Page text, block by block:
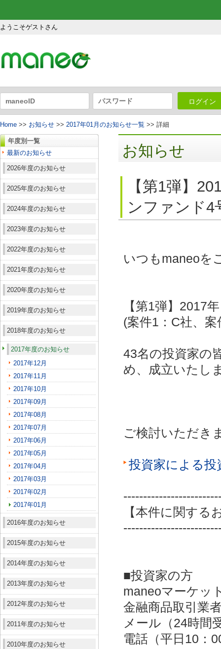
ようこそゲストさん
ログイン
Home >> お知らせ >> 2017年01月のお知らせ一覧 >> 詳細
年度別一覧
最新のお知らせ
2026年度のお知らせ
2025年度のお知らせ
2024年度のお知らせ
2023年度のお知らせ
2022年度のお知らせ
2021年度のお知らせ
2020年度のお知らせ
2019年度のお知らせ
2018年度のお知らせ
2017年度のお知らせ
2017年12月
2017年11月
2017年10月
2017年09月
2017年08月
2017年07月
2017年06月
2017年05月
2017年04月
2017年03月
2017年02月
2017年01月
2016年度のお知らせ
2015年度のお知らせ
2014年度のお知らせ
2013年度のお知らせ
2012年度のお知らせ
2011年度のお知らせ
2010年度のお知らせ
お知らせ
【第1弾】
ンファンド4
いつもmaneoを
【第1弾】2017
(案件1：C社、
43名の投資家の
め、成立いたし
ご検討いただき
投資家による
【本件に関する
■投資家の方
maneoマーケッ
金融商品取引業
メール（24時間
電話（平日10：